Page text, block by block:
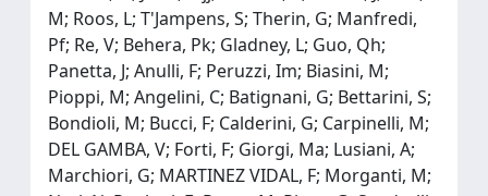
M; Roos, L; T'Jampens, S; Therin, G; Manfredi,
Pf; Re, V; Behera, Pk; Gladney, L; Guo, Qh;
Panetta, J; Anulli, F; Peruzzi, Im; Biasini, M;
Pioppi, M; Angelini, C; Batignani, G; Bettarini, S;
Bondioli, M; Bucci, F; Calderini, G; Carpinelli, M;
DEL GAMBA, V; Forti, F; Giorgi, Ma; Lusiani, A;
Marchiori, G; MARTINEZ VIDAL, F; Morganti, M;